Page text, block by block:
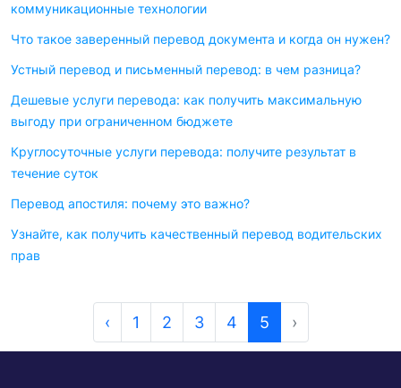
коммуникационные технологии
Что такое заверенный перевод документа и когда он нужен?
Устный перевод и письменный перевод: в чем разница?
Дешевые услуги перевода: как получить максимальную
выгоду при ограниченном бюджете
Круглосуточные услуги перевода: получите результат в
течение суток
Перевод апостиля: почему это важно?
Узнайте, как получить качественный перевод водительских
прав
‹ 1 2 3 4 5 ›